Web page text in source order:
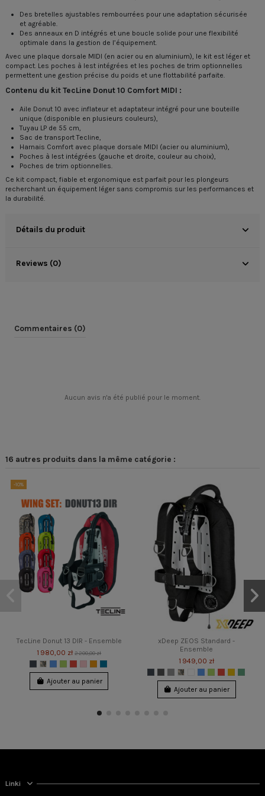
Des bretelles ajustables rembourrées pour une adaptation sécurisée
et agréable.
Des anneaux en D intégrés et une boucle solide pour une flexibilité
optimale dans la gestion de l’équipement.
Avec une plaque dorsale MIDI (en acier ou en aluminium), le kit est léger et
compact. Les poches à lest intégrées et les poches de trim optionnelles
permettent une gestion précise du poids et une flottabilité parfaite.
Contenu du kit TecLine Donut 10 Comfort MIDI :
Aile Donut 10 avec inflateur et adaptateur intégré pour une bouteille
unique (disponible en plusieurs couleurs),
Tuyau LP de 55 cm,
Sac de transport Tecline,
Harnais Comfort avec plaque dorsale MIDI (acier ou aluminium),
Poches à lest intégrées (gauche et droite, couleur au choix),
Poches de trim optionnelles.
Ce kit compact, fiable et ergonomique est parfait pour les plongeurs
recherchant un équipement léger sans compromis sur les performances et
la durabilité.
Détails du produit
Reviews (0)
Commentaires (0)
Aucun avis n'a été publié pour le moment.
16 autres produits dans la même catégorie :
-10%
TecLine Donut 13 DIR - Ensemble
1 980,00 zł2 200,00 zł
Ajouter au panier
xDeep ZEOS Standard -
Ensemble
1 949,00 zł
Ajouter au panier
Linki